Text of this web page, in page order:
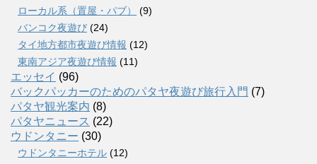
ローカル系（置屋・パブ）
(9)
バンコク夜遊び (24)
タイ地方都市夜遊び情報 (12)
東南アジア夜遊び情報 (11)
エッセイ (96)
バックパッカーのためのパタヤ夜遊び旅行入門 (7)
パタヤ観光案内 (8)
パタヤニュース (22)
ウドンタニー (30)
ウドンタニーホテル (12)